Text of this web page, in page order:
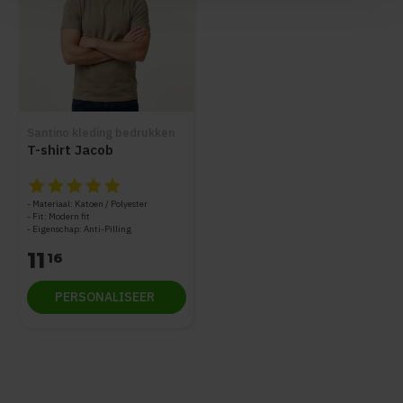
T-shirt Jacob
De beoordeling van dit product is
Materiaal: Katoen / Polyester
Fit: Modern fit
Eigenschap: Anti-Pilling
11 16
PERSONALISEER